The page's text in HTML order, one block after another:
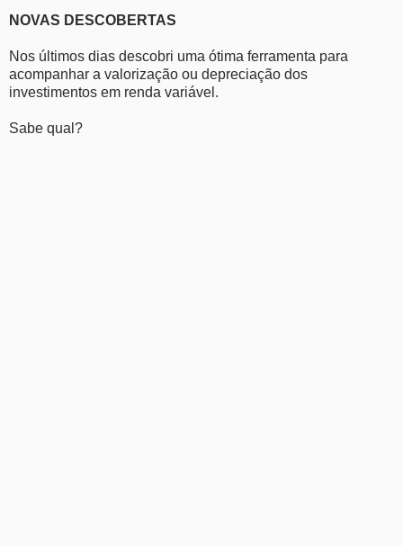
NOVAS DESCOBERTAS
Nos últimos dias descobri uma ótima ferramenta para
acompanhar a valorização ou depreciação dos
investimentos em renda variável.
Sabe qual?